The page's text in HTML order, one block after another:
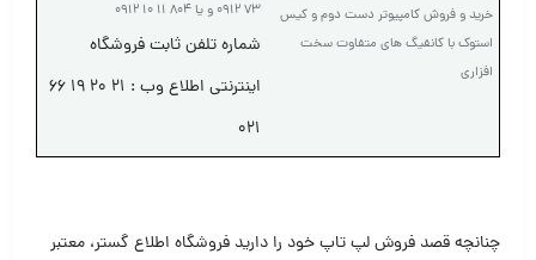
خرید و فروش کامپیوتر دست دوم و کیس
استوک با کانفیگ های متفاوت سخت
افزاری
۷۳ ۰۹۱۲ و یا ۸۰۴ ۱۱ ۱۰ ۰۹۱۲
شماره تلفن ثابت فروشگاه
اینترنتی اطلاع وب : ۲۱ ۲۰ ۱۹ ۶۶
۰۲۱
چنانچه قصد فروش لپ تاپ خود را دارید فروشگاه اطلاع گستر، معتبر